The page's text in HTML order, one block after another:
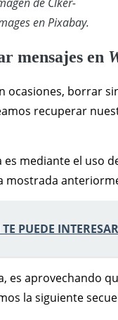
en Pixabay.
mensajes en
ocasiones, borrar
recuperar
es mediante el uso
mostrada
PUEDE
es aprovechando
la siguiente